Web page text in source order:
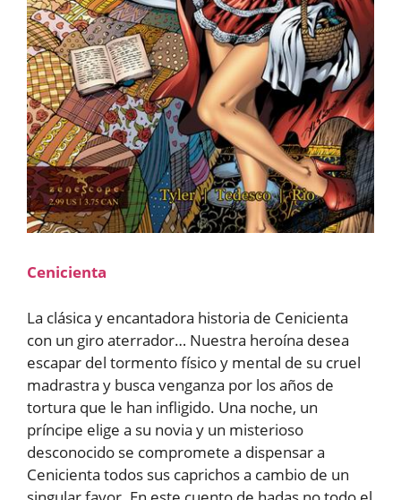
Cenicienta
La clásica y encantadora historia de Cenicienta
con un giro aterrador… Nuestra heroína desea
escapar del tormento físico y mental de su cruel
madrastra y busca venganza por los años de
tortura que le han infligido. Una noche, un
príncipe elige a su novia y un misterioso
desconocido se compromete a dispensar a
Cenicienta todos sus caprichos a cambio de un